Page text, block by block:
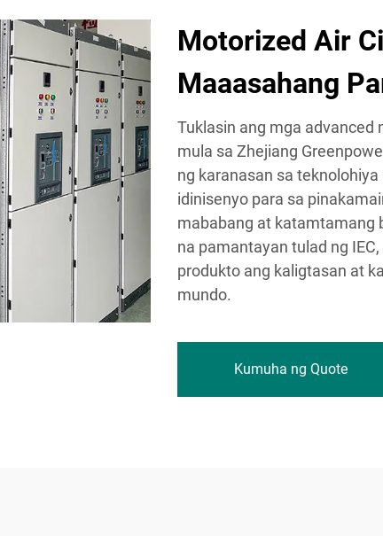
Motorized Air
Maaasahang
Tuklasin ang mga advanced
mula sa Zhejiang
ng karanasan sa
idinisenyo para sa
mababang at katamtamang
na pamantayan tulad ng
produkto ang kaligtasan at
mundo.
Kumuha ng Quote